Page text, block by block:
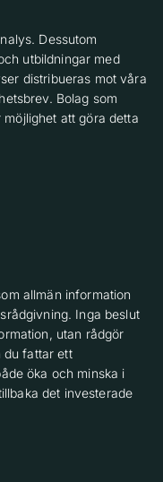
Dessutom
utbildningar med
distribueras mot våra
Bolag som
att göra detta
allmän information
Inga beslut
utan rådgör
du fattar ett
öka och minska i
det investerade